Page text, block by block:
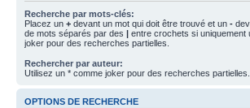
Recherche par mots-clés:
Placez un + devant un mot qui doit être trouvé et un -
de mots séparés par des | entre crochets si uniquement
joker pour des recherches partielles.
Rechercher par auteur:
Utilisez un * comme joker pour des recherches partielles.
OPTIONS DE RECHERCHE